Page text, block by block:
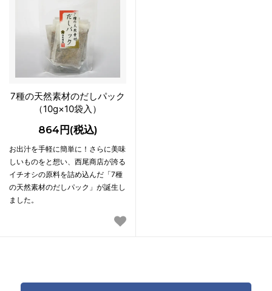
7種の天然素材のだしパック
（10g×10袋入）
864円(税込)
お出汁を手軽に簡単に！さらに美味
しいものをと想い、西尾商店が誇る
イチオシの原料を詰め込んだ「7種
の天然素材のだしパック」が誕生し
ました。